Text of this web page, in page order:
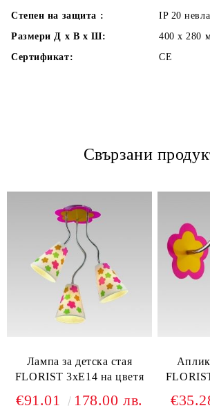
Степен на защита :
IP 20
Размери Д х В х Ш:
400 х 280
Сертификат:
CE
Свързани
Лампа за детска стая
FLORIST 3хЕ14 на цветя
€91.01 178.00 лв.
Аплик